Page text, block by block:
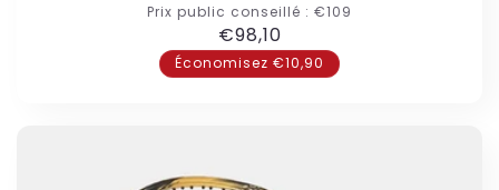
Prix public conseillé : €109
Prix
habituel
€98,10
Économisez €10,90